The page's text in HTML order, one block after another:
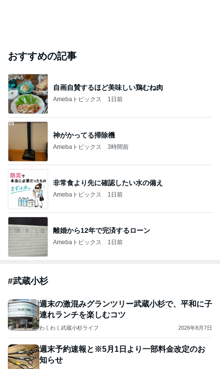
おすすめの記事
自画自賛するほど美味しい鶏むね肉
Amebaトピックス 1日前
神がかってる掃除機
Amebaトピックス 3時間前
非常食より先に確認したい水の備え
Amebaトピックス 1日前
離婚から12年で完済するローン
Amebaトピックス 1日前
#武蔵小杉
週末の激混みグランツリー武蔵小杉で、平和に子
連れランチを楽しむコツ
わくわく武蔵小杉ライフ 2026年8月7日
週末予約速報と※5月1日より一部料金改定のお
知らせ